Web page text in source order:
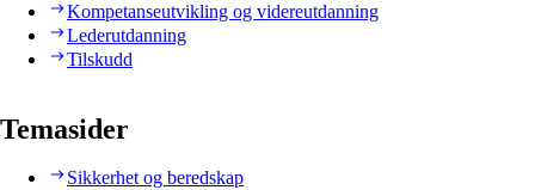
Kompetanseutvikling og videreutdanning
Lederutdanning
Tilskudd
Temasider
Sikkerhet og beredskap